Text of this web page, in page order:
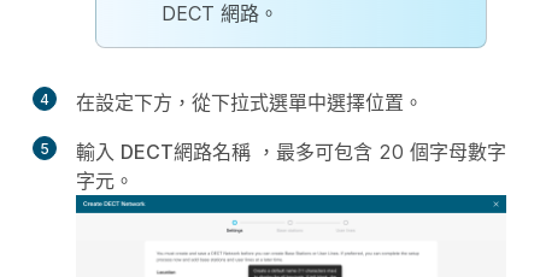
DECT 網路。
4 在設定下方，從下拉式選單中選擇位置 。
5 輸入 DECT網路名稱 ，最多可包含 20 個字母數字
字元。